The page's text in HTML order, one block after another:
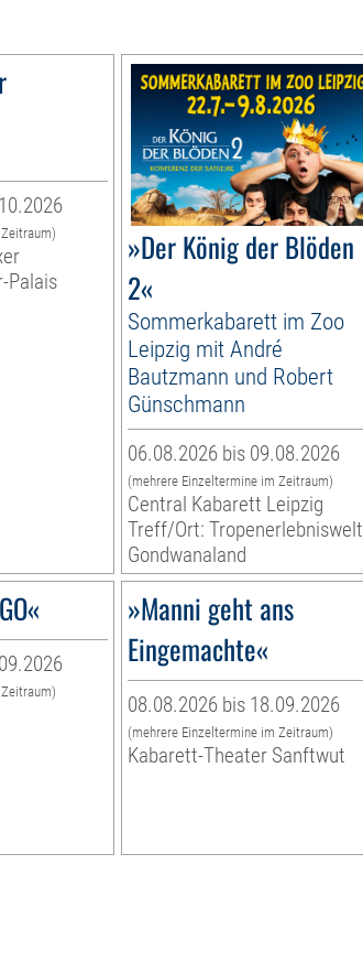
Palais
»Der König der Blöden
2«
Sommerkabarett im Zoo
Leipzig mit André
Bautzmann und Robert
Günschmann
06.08.2026 bis 09.08.2026
(mehrere Einzeltermine im Zeitraum)
Central Kabarett Leipzig
Treff/Ort: Tropenerlebniswelt
Gondwanaland
»Manni geht ans
Eingemachte«
08.08.2026 bis 18.09.2026
(mehrere Einzeltermine im Zeitraum)
Kabarett-Theater Sanftwut